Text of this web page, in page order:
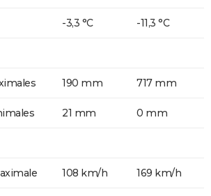
-3,3 °C -11,3 °C
190 mm 717 mm
21 mm 0 mm
108 km/h 169 km/h